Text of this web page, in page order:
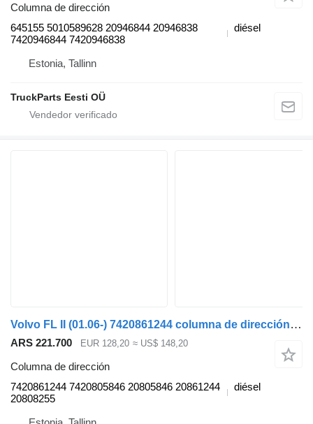
Columna de dirección
645155 5010589628 20946844 20946838
7420946844 7420946838
diésel
Estonia, Tallinn
TruckParts Eesti OÜ
Volvo FL II (01.06-) 7420861244 columna de dirección para Volvo FL, FE (2005-2014) cabeza tractora
ARS 221.700 EUR 128,20 ≈ US$ 148,20
Columna de dirección
7420861244 7420805846 20805846 20861244
20808255
diésel